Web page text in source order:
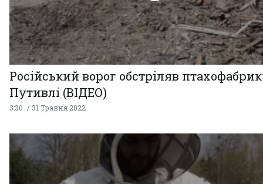
Російський ворог обстріляв
Путивлі (ВІДЕО)
3:30 31 Травня 2022